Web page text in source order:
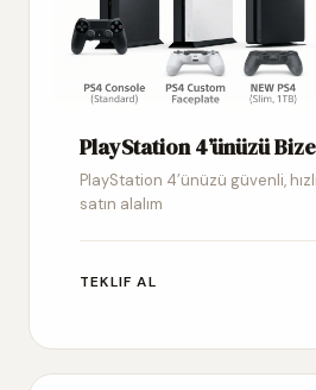
PlayStation 4’ünüzü
PlayStation 4’ünüzü güvenli,
satın alalım
TEKLIF AL